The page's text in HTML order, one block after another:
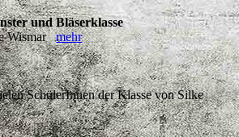
und Bläserklasse
Wismarmehr
SchülerInnen der Klasse von Silke